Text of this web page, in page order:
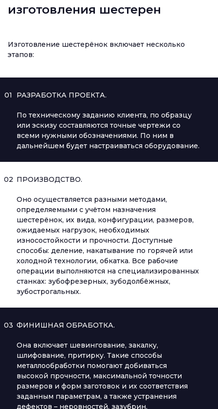
изготовления шестерен
Изготовление шестерёнок включает несколько
этапов:
01 РАЗРАБОТКА ПРОЕКТА.
По техническому заданию клиента, по образцу
или эскизу составляются точные чертежи со
всеми нужными обозначениями. По ним в
дальнейшем будет настраиваться оборудование.
02 ПРОИЗВОДСТВО.
Оно осуществляется разными методами,
определяемыми с учётом назначения
шестерёнок, их вида, конфигурации, размеров,
ожидаемых нагрузок, необходимых
износостойкости и прочности. Доступные
способы: деление, накатывание по горячей или
холодной технологии, обкатка. Все рабочие
операции выполняются на специализированных
станках: зубофрезерных, зубодолбёжных,
зубострогальных.
03 ФИНИШНАЯ ОБРАБОТКА.
Она включает шевингование, закалку,
шлифование, притирку. Такие способы
металлообработки помогают добиваться
высокой прочности, максимальной точности
размеров и форм заготовок и их соответствия
заданным параметрам, а также устранения
дефектов – неровностей, зазубрин,